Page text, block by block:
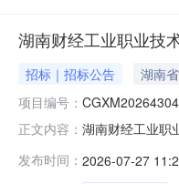
湖南财经工业职业技
招标｜招标公告 湖南
项目编号：
正文内容： 湖南财经工业职
市公共资源交易
发布时间： 2026-07-27